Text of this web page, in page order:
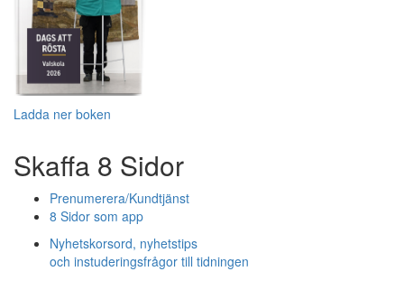
Ladda ner boken
Skaffa 8 Sidor
Prenumerera/Kundtjänst
8 Sidor som app
Nyhetskorsord, nyhetstips
och instuderingsfrågor till tidningen